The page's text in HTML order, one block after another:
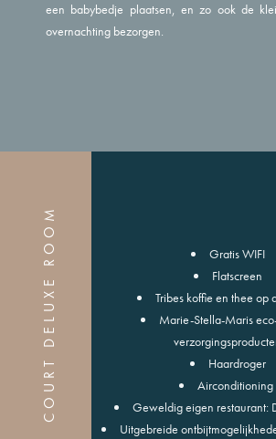
een babybedje plaatsen, en zo ook de
overnachting bezorgen.
COURT DELUXE ROOM
Gratis WIFI
Flatscreen
Tribes koffie en thee op
Marie-Stella-Maris
Haardroger
Airconditioning
Geweldig eigen restaurant:
Uitgebreide